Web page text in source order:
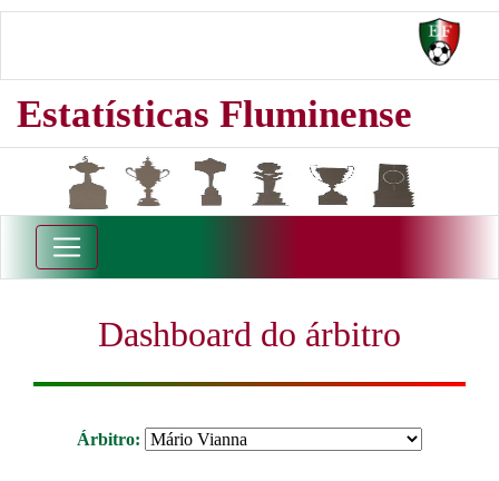
Estatísticas Fluminense
Dashboard do árbitro
Árbitro: